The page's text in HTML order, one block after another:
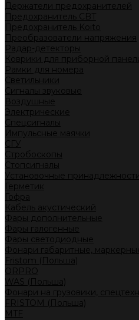
Держатели предохранителей
Предохранитель CBT
Предохранитель Koito
Преобразователи напряжения
Радар-детекторы
Коврики для приборной
Рамки для номера
Светильники
Сигналы звуковые
Воздушные
Электрические
Спецсигналы
Импульсные маячки
СГУ
Стробоскопы
Стопсигналы
Установочные
Герметик
Гофра
Кабель акустический
Фары дополнительные
Фары галогенные
Фары светодиодные
Фонари габаритные,
Fristom (Польша)
ORPRO
WAS (Польша)
Фонари на грузовики,
FRISTOM (Польша)
MTF